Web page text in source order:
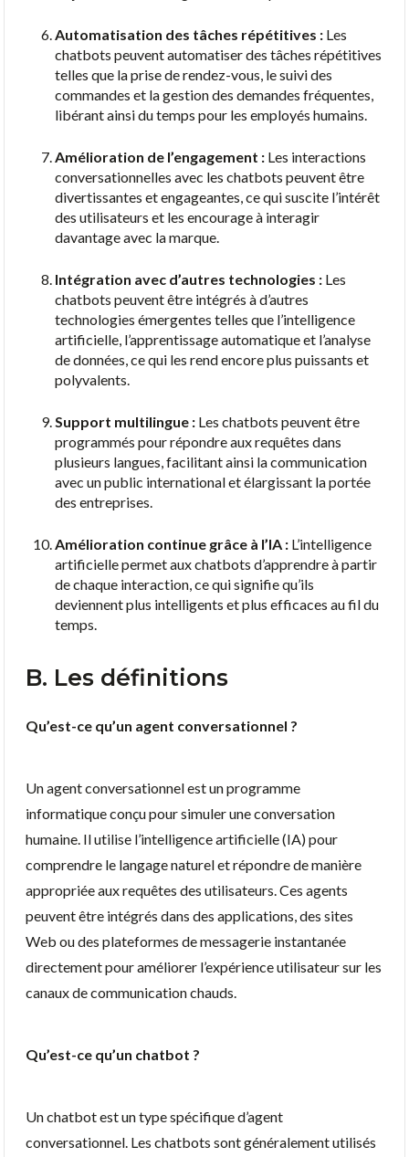
Automatisation des tâches répétitives : Les
chatbots peuvent automatiser des tâches répétitives
telles que la prise de rendez-vous, le suivi des
commandes et la gestion des demandes fréquentes,
libérant ainsi du temps pour les employés humains.
Amélioration de l’engagement : Les interactions
conversationnelles avec les chatbots peuvent être
divertissantes et engageantes, ce qui suscite l’intérêt
des utilisateurs et les encourage à interagir
davantage avec la marque.
Intégration avec d’autres technologies : Les
chatbots peuvent être intégrés à d’autres
technologies émergentes telles que l’intelligence
artificielle, l’apprentissage automatique et l’analyse
de données, ce qui les rend encore plus puissants et
polyvalents.
Support multilingue : Les chatbots peuvent être
programmés pour répondre aux requêtes dans
plusieurs langues, facilitant ainsi la communication
avec un public international et élargissant la portée
des entreprises.
Amélioration continue grâce à l’IA : L’intelligence
artificielle permet aux chatbots d’apprendre à partir
de chaque interaction, ce qui signifie qu’ils
deviennent plus intelligents et plus efficaces au fil du
temps.
B. Les définitions
Qu’est-ce qu’un agent conversationnel ?
Un agent conversationnel est un programme
informatique conçu pour simuler une conversation
humaine. Il utilise l’intelligence artificielle (IA) pour
comprendre le langage naturel et répondre de manière
appropriée aux requêtes des utilisateurs. Ces agents
peuvent être intégrés dans des applications, des sites
Web ou des plateformes de messagerie instantanée
directement pour améliorer l’expérience utilisateur sur les
canaux de communication chauds.
Qu’est-ce qu’un chatbot ?
Un chatbot est un type spécifique d’agent
conversationnel. Les chatbots sont généralement utilisés